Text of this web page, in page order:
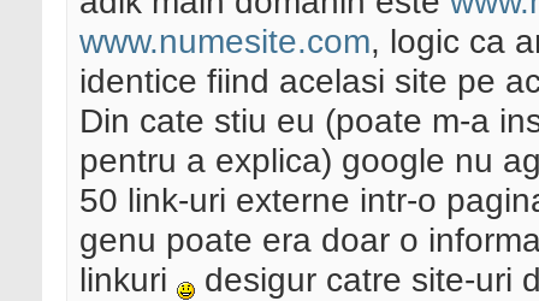
www.numesite.com, logic ca
identice fiind acelasi site pe
Din cate stiu eu (poate m-a
pentru a explica) google nu
50 link-uri externe intr-o
genu poate era doar o
linkuri
desigur catre site-uri